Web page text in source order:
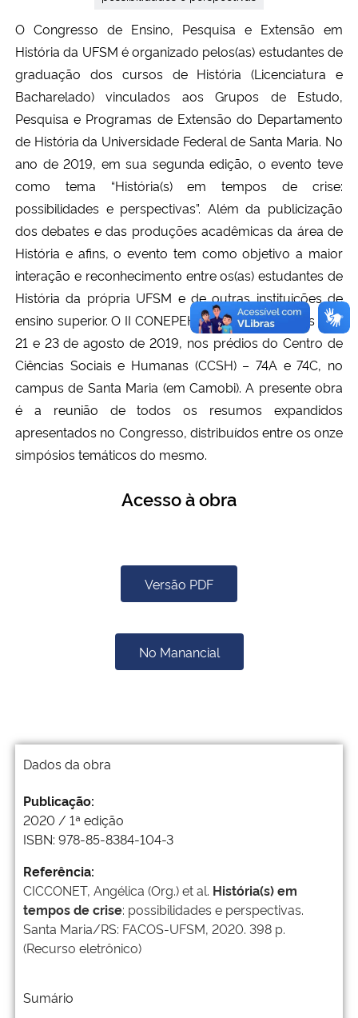
O Congresso de Ensino, Pesquisa e Extensão em
História da UFSM é organizado pelos(as) estudantes de
graduação dos cursos de História (Licenciatura e
Bacharelado) vinculados aos Grupos de Estudo,
Pesquisa e Programas de Extensão do Departamento
de História da Universidade Federal de Santa Maria. No
ano de 2019, em sua segunda edição, o evento teve
como tema “História(s) em tempos de crise:
possibilidades e perspectivas”. Além da publicização
dos debates e das produções acadêmicas da área de
História e afins, o evento tem como objetivo a maior
interação e reconhecimento entre os(as) estudantes de
História da própria UFSM e de outras instituições de
ensino superior. O II CONEPEH aconteceu entre os dias
21 e 23 de agosto de 2019, nos prédios do Centro de
Ciências Sociais e Humanas (CCSH) – 74A e 74C, no
campus de Santa Maria (em Camobi). A presente obra
é a reunião de todos os resumos expandidos
apresentados no Congresso, distribuídos entre os onze
simpósios temáticos do mesmo.
Acesso à obra
Versão PDF
No Manancial
Dados da obra
Publicação:
2020 / 1ª edição
ISBN: 978-85-8384-104-3
Referência:
CICCONET, Angélica (Org.) et al. História(s) em
tempos de crise: possibilidades e perspectivas.
Santa Maria/RS: FACOS-UFSM, 2020. 398 p.
(Recurso eletrônico)
Sumário